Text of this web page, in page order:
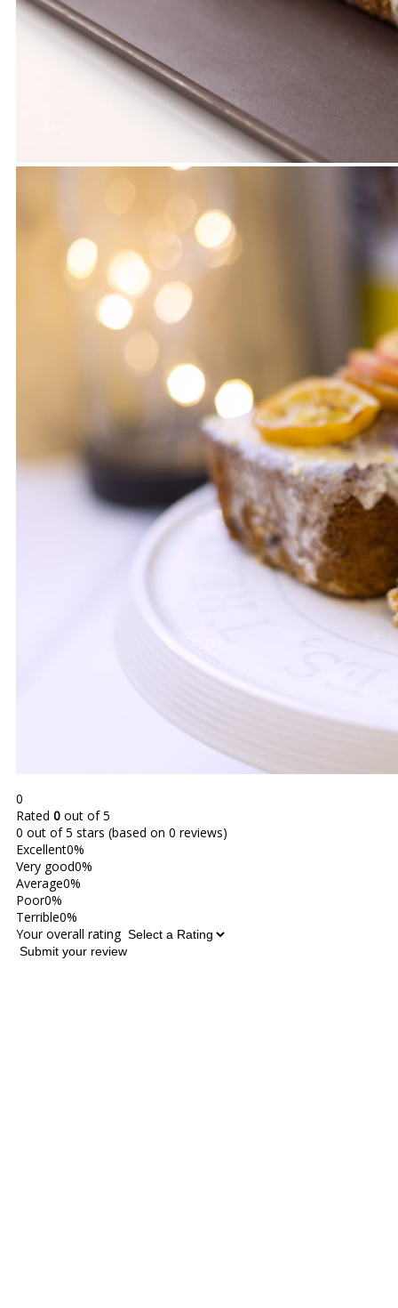
0
Rated 0 out of 5
0 out of 5 stars (based on 0 reviews)
Excellent0%
Very good0%
Average0%
Poor0%
Terrible0%
Your overall rating
Submit your review